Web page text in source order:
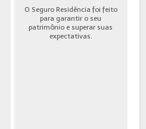
O Seguro Residência foi feito
para garantir o seu
patrimônio e superar suas
expectativas.